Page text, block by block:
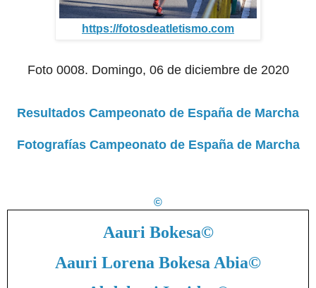
https://fotosdeatletismo.com
Foto 0008. Domingo, 06 de diciembre de 2020
Resultados Campeonato de España de Marcha
Fotografías Campeonato de España de Marcha
©
Aauri Bokesa©
Aauri Lorena Bokesa Abia©